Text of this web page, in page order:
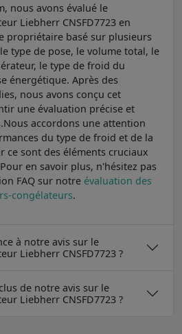
nous avons évalué le
Liebherr CNSFD7723 en
propriétaire basé sur plusieurs
type de pose, le volume total, le
le type de froid du
énergétique. Après des
nous avons conçu cet
une évaluation précise et
accordons une attention
du type de froid et de la
ce sont des éléments cruciaux
en savoir plus, n'hésitez pas
FAQ sur notre évaluation des
congélateurs.
à notre avis sur le
Liebherr CNSFD7723 ?
de notre avis sur le
Liebherr CNSFD7723 ?